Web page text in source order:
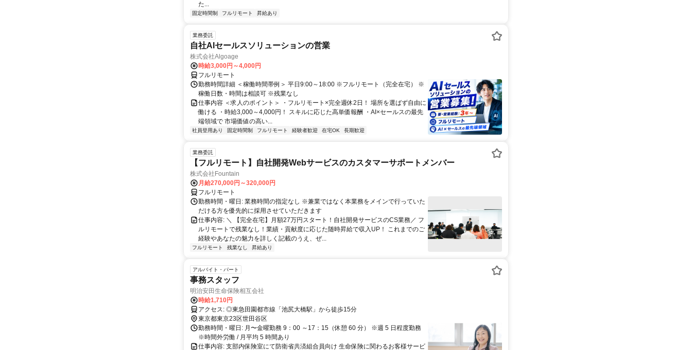
た...
固定時間制 フルリモート 昇給あり
業務委託
自社AIセールスソリューションの営業
株式会社Algoage
時給3,000円～4,000円
フルリモート
勤務時間詳細 ＜稼働時間帯例＞ 平日9:00～18:00 ※フルリモート（完全在宅） ※
稼働日数・時間は相談可 ※残業なし
仕事内容 ＜求人のポイント＞ ・フルリモート×完全週休2日！ 場所を選ばず自由に
働ける ・時給3,000～4,000円！ スキルに応じた高単価報酬 ・AI×セールスの最先
端領域で 市場価値の高い...
社員登用あり 固定時間制 フルリモート 経験者歓迎 在宅OK 長期歓迎
業務委託
【フルリモート】自社開発Webサービスのカスタマーサポートメンバー
株式会社Fountain
月給270,000円～320,000円
フルリモート
勤務時間・曜日: 業務時間の指定なし ※兼業ではなく本業務をメインで行っていた
だける方を優先的に採用させていただきます
仕事内容: ＼ 【完全在宅】月額27万円スタート！自社開発サービスのCS業務／ フ
ルリモートで残業なし！業績・貢献度に応じた随時昇給で収入UP！ これまでのご
経験やあなたの魅力を詳しく記載のうえ、ぜ...
フルリモート 残業なし 昇給あり
アルバイト・パート
事務スタッフ
明治安田生命保険相互会社
時給1,710円
アクセス: ◎東急田園都市線「池尻大橋駅」から徒歩15分
東京都東京23区世田谷区
勤務時間・曜日: ⽉〜⾦曜勤務 9：00 ～17：15（休憩 60 分） ※週 5 ⽇程度勤務
※時間外労働 / ⽉平均 5 時間あり
仕事内容: 支部内保険室にて防衛省共済組合員向け 生命保険に関わるお客様サービ